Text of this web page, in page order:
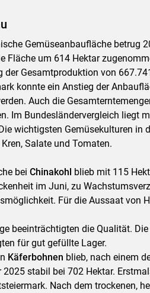
Gemüseanbaufläche betrug
Fläche um 614 Hektar
der Gesamtproduktion von
konnte ein Anstieg der
Auch die
Im Bundesländervergleich liegt
wichtigsten Gemüsekulturen in
Salate und Tomaten.
bei Chinakohl blieb mit 115
im Juni, zu
Für die Aussaat von
beeinträchtigten die Qualität.
für gut gefüllte Lager.
Käferbohnen blieb, nach einem
stabil bei 702 Hektar.
Nach dem trockenen,